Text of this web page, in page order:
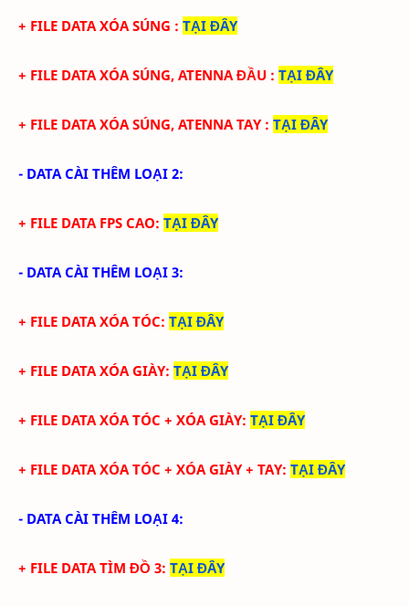
+ FILE DATA XÓA SÚNG : TẠI ĐÂY
+ FILE DATA XÓA SÚNG, ATENNA ĐẦU : TẠI ĐÂY
+ FILE DATA XÓA SÚNG, ATENNA TAY : TẠI ĐÂY
- DATA CÀI THÊM LOẠI 2:
+ FILE DATA FPS CAO: TẠI ĐÂY
- DATA CÀI THÊM LOẠI 3:
+ FILE DATA XÓA TÓC: TẠI ĐÂY
+ FILE DATA XÓA GIÀY: TẠI ĐÂY
+ FILE DATA XÓA TÓC + XÓA GIÀY: TẠI ĐÂY
+ FILE DATA XÓA TÓC + XÓA GIÀY + TAY: TẠI ĐÂY
- DATA CÀI THÊM LOẠI 4:
+ FILE DATA TÌM ĐỒ 3: TẠI ĐÂY